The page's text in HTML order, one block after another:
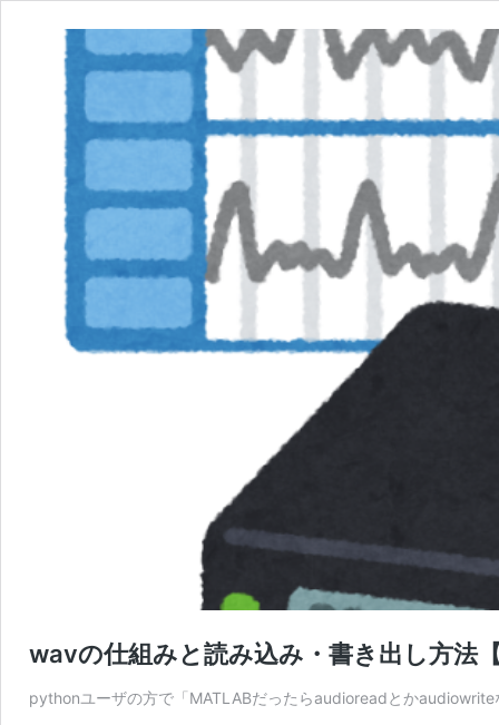
wavの仕組みと読み込み・書き出し方法
pythonユーザの方で「MATLABだったらaudioreadとか